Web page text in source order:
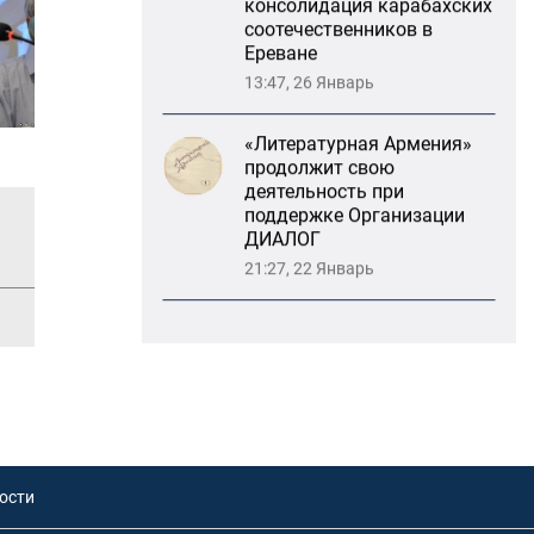
13:47, 26 Январь
«Литературная Армения»
продолжит свою
деятельность при
поддержке Организации
ДИАЛОГ
21:27, 22 Январь
«Взаимное восприятие
образов Армении и